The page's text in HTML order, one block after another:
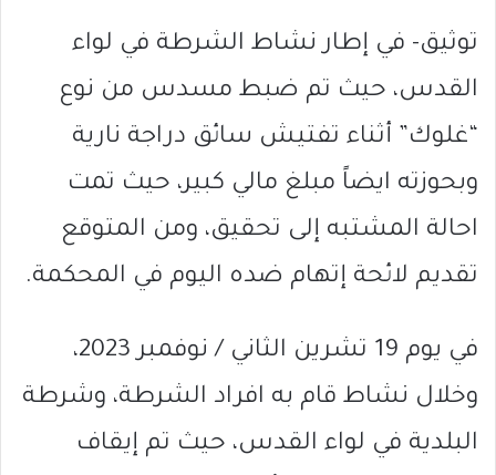
توثيق- في إطار نشاط الشرطة في لواء
القدس، حيث تم ضبط مسدس من نوع
“غلوك” أثناء تفتيش سائق دراجة نارية
وبحوزته ايضاً مبلغ مالي كبير، حيث تمت
احالة المشتبه إلى تحقيق، ومن المتوقع
تقديم لائحة إتهام ضده اليوم في المحكمة.
في يوم 19 تشرين الثاني / نوفمبر 2023،
وخلال نشاط قام به افراد الشرطة، وشرطة
البلدية في لواء القدس، حيث تم إيقاف